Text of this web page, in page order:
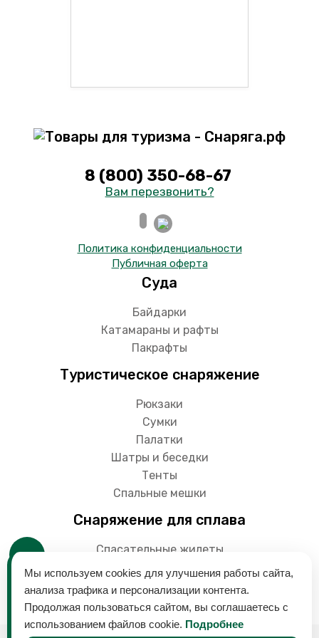
8 (800) 350-68-67
Вам перезвонить?
Политика конфиденциальности
Публичная оферта
Суда
Байдарки
Катамараны и рафты
Пакрафты
Туристическое снаряжение
Рюкзаки
Сумки
Палатки
Шатры и беседки
Тенты
Спальные мешки
Снаряжение для сплава
Спасательные жилеты
Гермоупаковки
Мы используем cookies для улучшения работы сайта,
анализа трафика и персонализации контента.
Продолжая пользоваться сайтом, вы соглашаетесь с
использованием файлов cookie. Подробнее